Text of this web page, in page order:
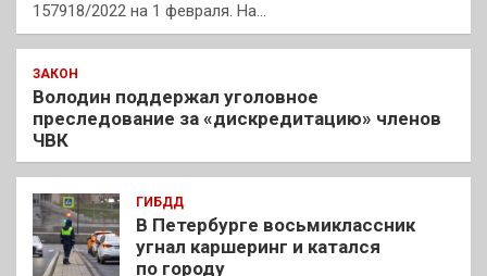
157918/2022 на 1 февраля. На…
ЗАКОН
Володин поддержал уголовное
преследование за «дискредитацию» членов
ЧВК
ГИБДД
В Петербурге восьмиклассник
угнал каршеринг и катался
по городу